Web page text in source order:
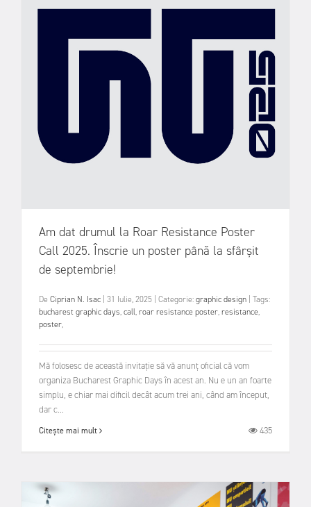
Am dat drumul la Roar Resistance Poster
Call 2025. Înscrie un poster până la sfârșit
de septembrie!
De Ciprian N. Isac 31 Iulie, 2025 Categorie:graphic design Tags:
bucharest graphic days,call,roar resistance poster,resistance,
poster,
Mă folosesc de această invitație să vă anunț oficial că vom
organiza Bucharest Graphic Days în acest an. Nu e un an foarte
simplu, e chiar mai dificil decât acum trei ani, când am început,
dar c...
Citește mai mult 435